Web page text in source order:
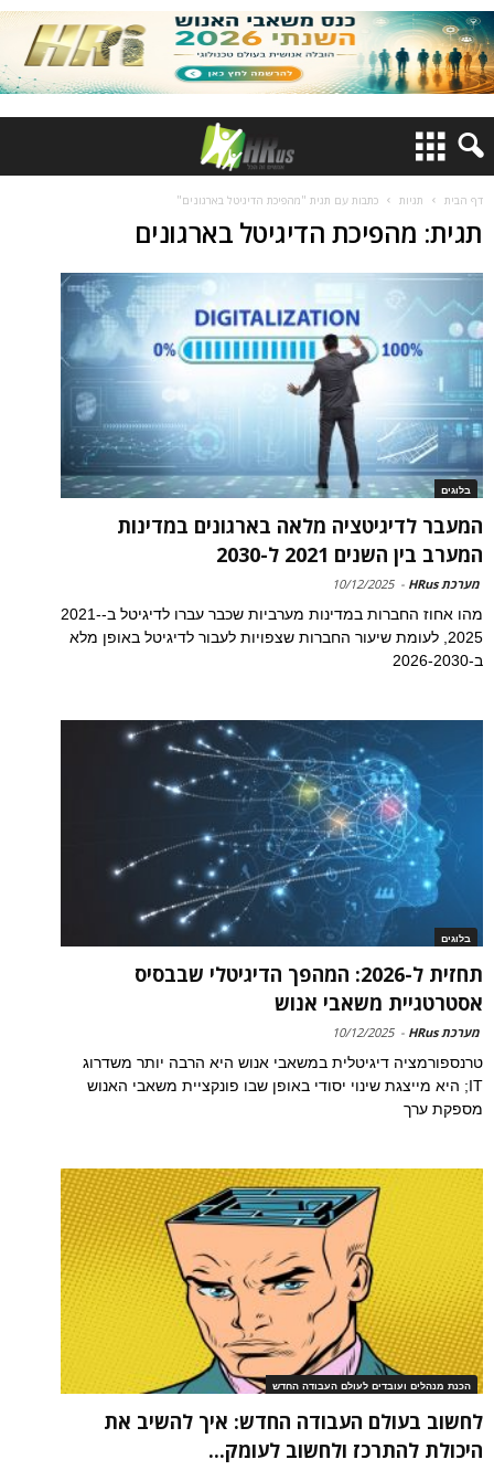
דף הבית תגיות כתבות עם תגית "מהפיכת הדיגיטל בארגונים"
תגית: מהפיכת הדיגיטל בארגונים
בלוגים
המעבר לדיגיטציה מלאה בארגונים במדינות
המערב בין השנים 2021 ל-2030
מערכת HRus -
10/12/2025
מהו אחוז החברות במדינות מערביות שכבר עברו לדיגיטל ב-2021-
2025, לעומת שיעור החברות שצפויות לעבור לדיגיטל באופן מלא
ב-2026-2030
בלוגים
תחזית ל-2026: המהפך הדיגיטלי שבבסיס
אסטרטגיית משאבי אנוש
מערכת HRus -
10/12/2025
טרנספורמציה דיגיטלית במשאבי אנוש היא הרבה יותר משדרוג
IT; היא מייצגת שינוי יסודי באופן שבו פונקציית משאבי האנוש
מספקת ערך
הכנת מנהלים ועובדים לעולם העבודה החדש
לחשוב בעולם העבודה החדש: איך להשיב את
היכולת להתרכז ולחשוב לעומק...